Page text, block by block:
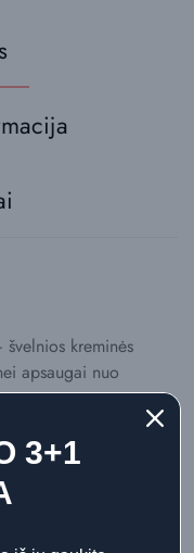
kreminės
apsaugai nuo
kurios sukelia
bei švaros pojūtį
kurie ieško
3+1